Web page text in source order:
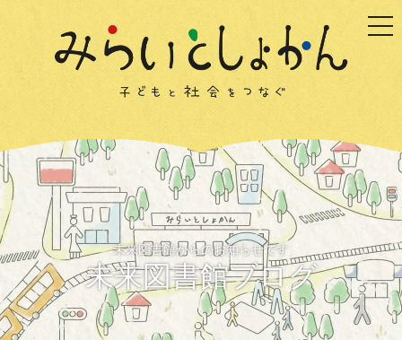
未来図書館からのお知らせです
未来図書館ブログ